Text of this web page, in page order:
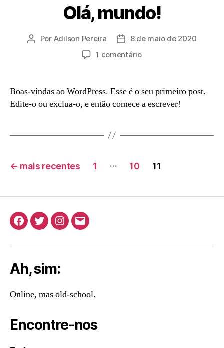
Olá, mundo!
Autor
Por Adilson Pereira
Data
de
8 de maio de 2020
1 comentárioem
Boas-vindas ao WordPress. Esse é o seu primeiro post.
Edite-o ou exclua-o, e então comece a escrever!
Paginação
posts
← mais recentes 1 … 10 11
Facebook
TwitterInstagram
E-
Ah, sim:
Online, mas old-school.
Encontre-nos